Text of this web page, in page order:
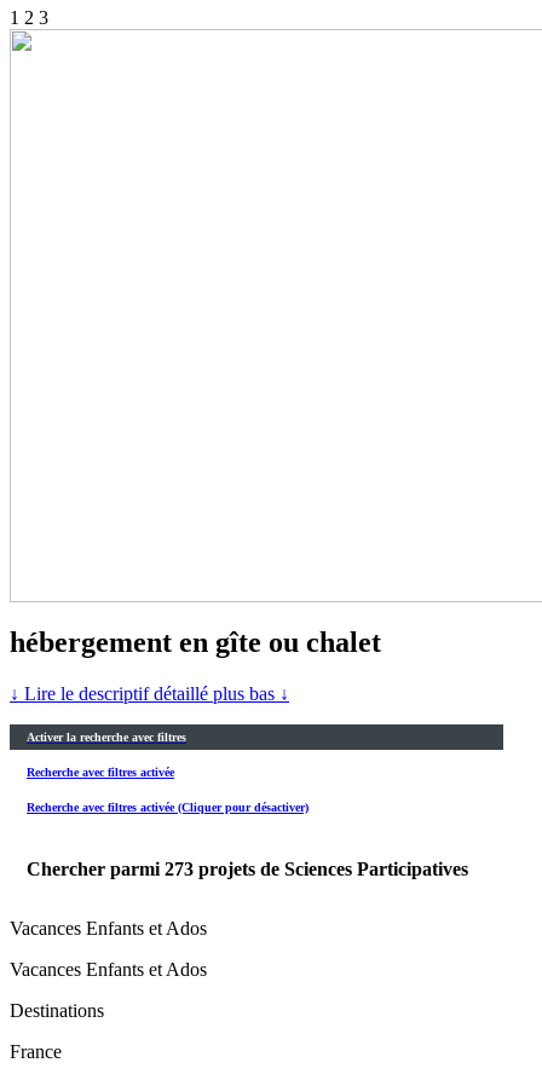
1 2 3
hébergement en gîte ou chalet
↓ Lire le descriptif détaillé plus bas ↓
Activer la recherche avec filtres
Recherche avec filtres activée
Recherche avec filtres activée (Cliquer pour désactiver)
Chercher parmi 273 projets de Sciences Participatives
Vacances Enfants et Ados
Vacances Enfants et Ados
Destinations
France